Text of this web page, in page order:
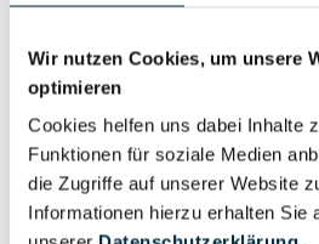
Wir nutzen Cookies, um unsere
optimieren
Cookies helfen uns dabei Inhalte
Funktionen für soziale Medien
die Zugriffe auf unserer Website
Informationen hierzu erhalten Sie
Wirtschaftlich
Berechtigter